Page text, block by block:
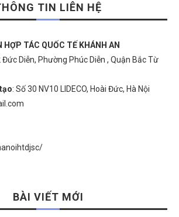
TIN LIÊN HỆ
HỢP TÁC QUỐC TẾ KHÁNH AN
Đức Diễn, Phường Phúc Diễn , Quận Bắc Từ
: Số 30 NV10 LIDECO, Hoài Đức, Hà Nội
BÀI VIẾT MỚI